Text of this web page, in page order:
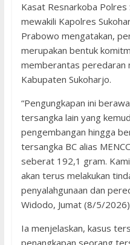
Kasat Resnarkoba Polres
mewakili Kapolres
Prabowo mengatakan,
merupakan bentuk
memberantas peredaran
Kabupaten Sukoharjo.
“Pengungkapan ini
tersangka lain yang
pengembangan hingga
tersangka BC alias
seberat 192,1 gram.
akan terus melakukan
penyalahgunaan dan
Widodo, Jumat (8/5/
Ia menjelaskan, kasus